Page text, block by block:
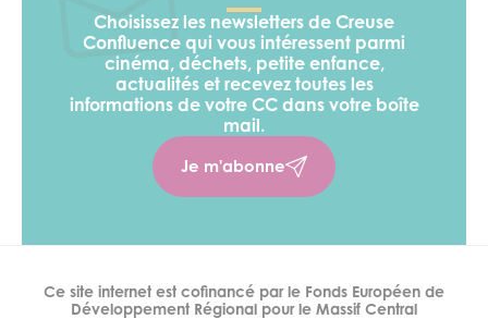
Choisissez les newsletters de Creuse
Confluence qui vous intéressent parmi
cinéma, déchets, petite enfance,
actualités et recevez toutes les
informations de votre CCdans votre boîte
mail.
Je m'abonne
Ce site internet est cofinancé par le Fonds Européen de
Développement Régional pour le Massif Central